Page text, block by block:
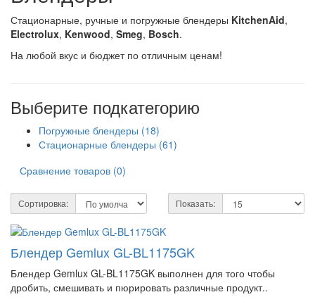
Стационарные, ручные и погружные блендеры KitchenAid,
Electrolux, Kenwood, Smeg, Bosch.
На любой вкус и бюджет по отличным ценам!
Выберите подкатегорию
Погружные блендеры (18)
Стационарные блендеры (61)
Сравнение товаров (0)
Сортировка: Показать:
Блендер Gemlux GL-BL1175GK
Блендер Gemlux GL-BL1175GK выполнен для того чтобы
дробить, смешивать и пюрировать различные продукт..